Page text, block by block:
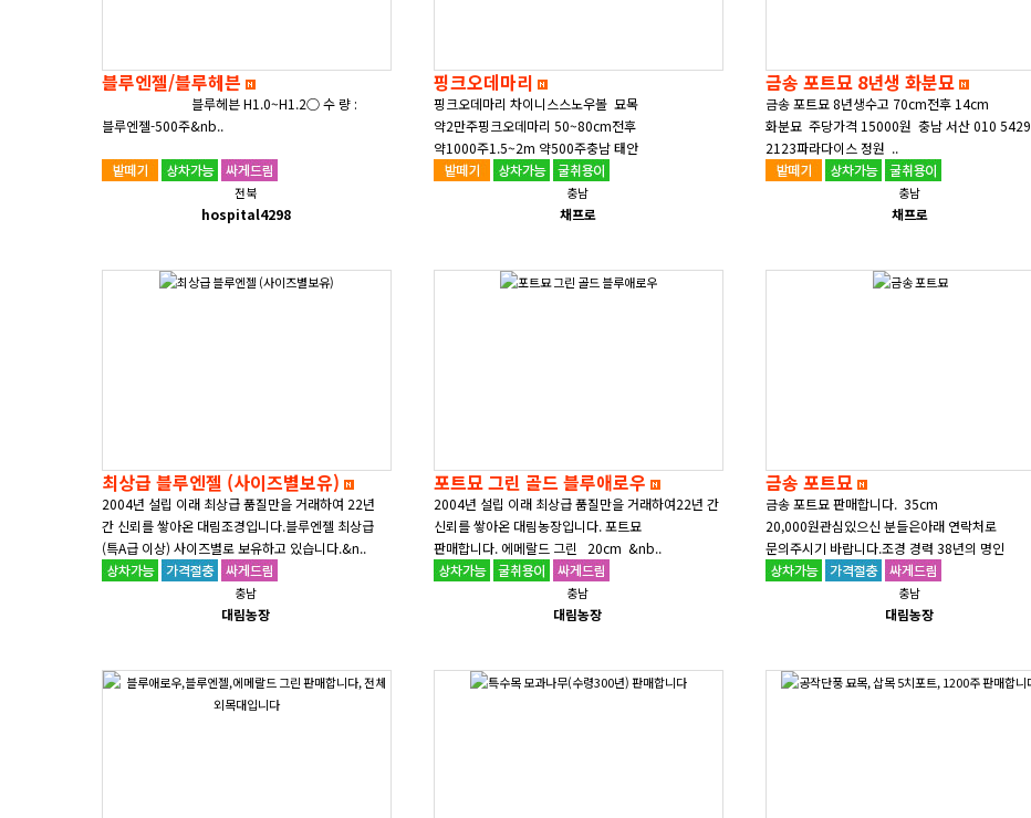
블루엔젤/블루헤븐
블루헤븐 H1.0~H1.2○ 수 량 :
블루엔젤-500주&nb..
전북
hospital4298
핑크오데마리
핑크오데마리 차이니스스노우볼 묘목
약2만주핑크오데마리 50~80cm전후
약1000주1.5~2m 약500주충남 태안
더빌리지농원 ..
충남
채프로
금송 포트묘 8년생 화분묘
금송 포트묘 8년생수고 70cm전후 14cm
화분묘 주당가격 15000원 충남 서산 010 5429
2123파라다이스 정원 ..
충남
채프로
최상급 블루엔젤 (사이즈별보유)
2004년 설립 이래 최상급 품질만을 거래하여 22년
간 신뢰를 쌓아온 대림조경입니다.블루엔젤 최상급
(특A급 이상) 사이즈별로 보유하고 있습니다.&n..
충남
대림농장
포트묘 그린 골드 블루애로우
2004년 설립 이래 최상급 품질만을 거래하여22년 간
신뢰를 쌓아온 대림농장입니다. 포트묘
판매합니다. 에메랄드 그린 20cm &nb..
충남
대림농장
금송 포트묘
금송 포트묘 판매합니다. 35cm
20,000원관심있으신 분들은아래 연락처로
문의주시기 바랍니다.조경 경력 38년의 명인
대표님께서 직..
충남
대림농장